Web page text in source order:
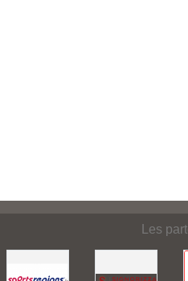
Les